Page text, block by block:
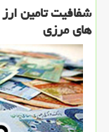
شفافیت تامین ارز
های مرزی